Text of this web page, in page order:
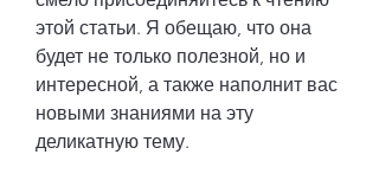
этой статьи. Я обещаю, что она
будет не только полезной, но и
интересной, а также наполнит вас
новыми знаниями на эту
деликатную тему.